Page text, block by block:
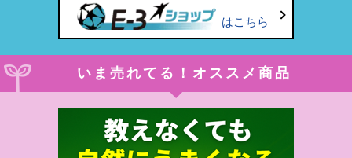
はこちら
いま売れてる！オススメ商品